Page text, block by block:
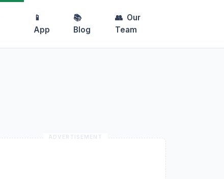
📱
App
📚
Blog
👥 Our
Team